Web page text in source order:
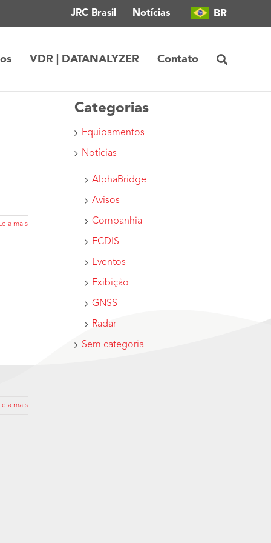
JRC Brasil Notícias BR
VDR | DATANALYZER Contato
Leia mais
Leia mais
Categorias
Equipamentos
Notícias
AlphaBridge
Avisos
Companhia
ECDIS
Eventos
Exibição
GNSS
Radar
Sem categoria